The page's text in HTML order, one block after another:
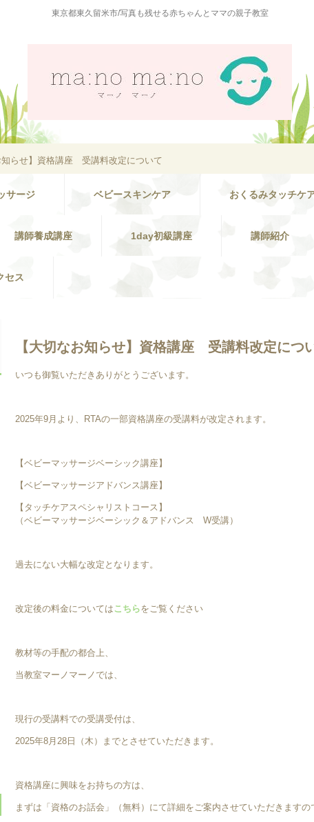
東京都東久留米市/写真も残せる赤ちゃんとママの親子教室
知らせ】資格講座 受講料改定について
サージ ベビースキンケア おくるみタッチケ
講師養成講座 1day初級講座 講師紹介
セス
【大切なお知らせ】資格講座 受講料改定につ
いつも御覧いただきありがとうございます。
2025年9月より、RTAの一部資格講座の受講料が改定されます。
【ベビーマッサージベーシック講座】
【ベビーマッサージアドバンス講座】
【タッチケアスペシャリストコース】
（ベビーマッサージベーシック＆アドバンス W受講）
過去にない大幅な改定となります。
改定後の料金についてはこちらをご覧ください
教材等の手配の都合上、
当教室マーノマーノでは、
現行の受講料での受講受付は、
2025年8月28日（木）までとさせていただきます。
資格講座に興味をお持ちの方は、
まずは「資格のお話会」（無料）にて詳細をご案内させていただきますの